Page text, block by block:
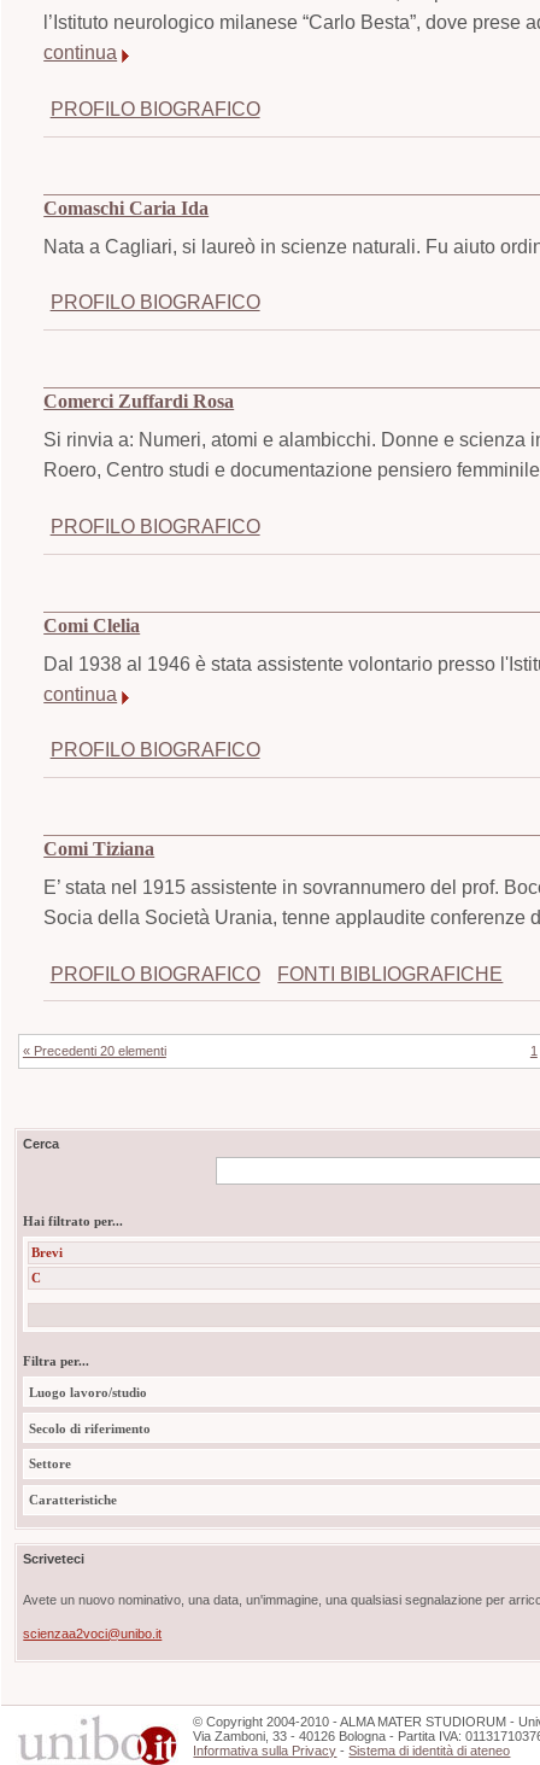
l’Istituto neurologico milanese “Carlo Besta”, dove
continua
PROFILO BIOGRAFICO
Comaschi Caria Ida
Nata a Cagliari, si laureò in scienze naturali. Fu aiuto
PROFILO BIOGRAFICO
Comerci Zuffardi Rosa
Si rinvia a: Numeri, atomi e alambicchi. Donne e scienza
Roero, Centro studi e documentazione pensiero
PROFILO BIOGRAFICO
Comi Clelia
Dal 1938 al 1946 è stata assistente volontario presso
continua
PROFILO BIOGRAFICO
Comi Tiziana
E’ stata nel 1915 assistente in sovrannumero del prof.
Socia della Società Urania, tenne applaudite conferenze
PROFILO BIOGRAFICO FONTI BIBLIOGRAFICHE
« Precedenti 20 elementi 1
Cerca
Hai filtrato per...
Brevi
C
Filtra per...
Luogo lavoro/studio
Secolo di riferimento
Settore
Caratteristiche
Scriveteci
Avete un nuovo nominativo, una data, un'immagine, una qualsiasi segnalazione per
scienzaa2voci@unibo.it
©Copyright 2004-2010 - ALMA MATER STUDIORUM -
Via Zamboni, 33 - 40126 Bologna - Partita IVA:
Informativa sulla Privacy -Sistema di identità di ateneo